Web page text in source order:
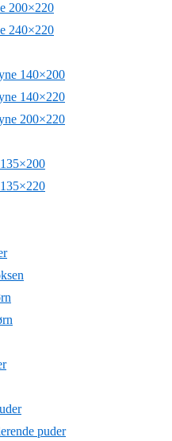
200×220
240×220
140×200
140×220
200×220
puder